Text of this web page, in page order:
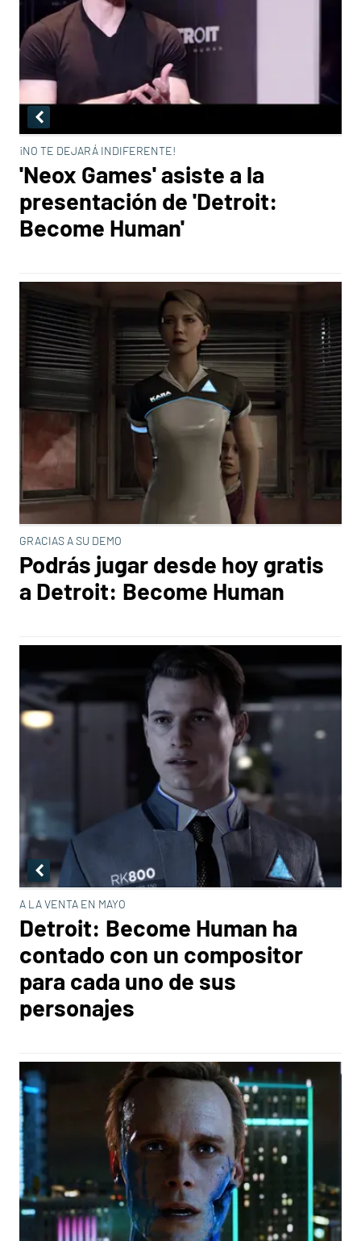
¡NO TE DEJARÁ INDIFERENTE!
'Neox Games' asiste a la
presentación de 'Detroit:
Become Human'
GRACIAS A SU DEMO
Podrás jugar desde hoy gratis
a Detroit: Become Human
A LA VENTA EN MAYO
Detroit: Become Human ha
contado con un compositor
para cada uno de sus
personajes